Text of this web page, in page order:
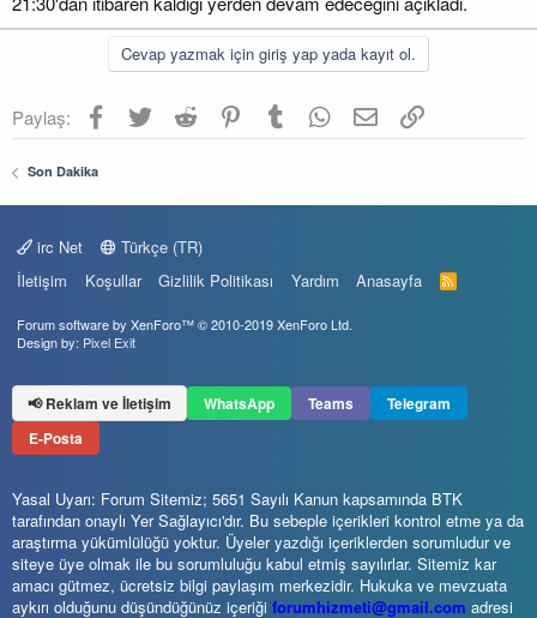
a
n
i
h
i
Cevap yazmak için giriş yap yada kayıt ol.
Paylaş: Facebook
TwitterReddit PinterestTumblr WhatsApp
E-postaLink
Son Dakika
irc Net
Türkçe (TR)
İletişim
Koşullar Gizlilik Politikası Yardım Anasayfa
R
S
Forum software by XenForo™© 2010-2019 XenForo Ltd.
Design by: Pixel Exit
📢 Reklam ve İletişim WhatsApp Teams
Telegram
E-Posta
Yasal Uyarı: Forum Sitemiz; 5651 Sayılı Kanun kapsamında BTK
tarafından onaylı Yer Sağlayıcı'dır. Bu sebeple içerikleri kontrol etme ya da
araştırma yükümlülüğü yoktur. Üyeler yazdığı içeriklerden sorumludur ve
siteye üye olmak ile bu sorumluluğu kabul etmiş sayılırlar. Sitemiz kar
amacı gütmez, ücretsiz bilgi paylaşım merkezidir. Hukuka ve mevzuata
aykırı olduğunu düşündüğünüz içeriği forumhizmeti@gmail.com adresi